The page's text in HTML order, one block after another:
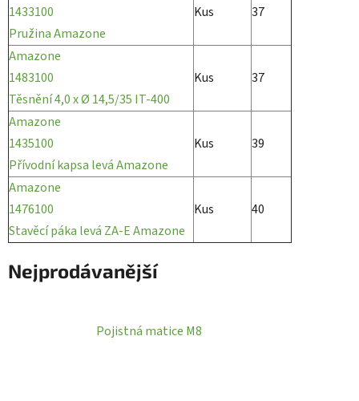
1433100
Pružina Amazone
Kus 37
Amazone
1483100
Těsnění 4,0 x Ø 14,5/35 IT-400
Kus 37
Amazone
1435100
Přívodní kapsa levá Amazone
Kus 39
Amazone
1476100
Stavěcí páka levá ZA-E Amazone
Kus 40
Nejprodávanější
Pojistná matice M8